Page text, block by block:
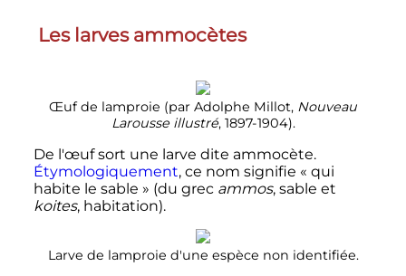
Les larves ammocètes
Œuf de lamproie (par Adolphe Millot, Nouveau
Larousse illustré, 1897-1904).
De l'œuf sort une larve dite ammocète.
Étymologiquement, ce nom signifie « qui
habite le sable » (du grec ammos, sable et
koites, habitation).
Larve de lamproie d'une espèce non identifiée.